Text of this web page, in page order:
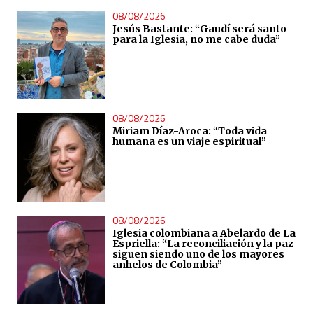
08/08/2026
Jesús Bastante: “Gaudí será santo
para la Iglesia, no me cabe duda”
08/08/2026
Miriam Díaz-Aroca: “Toda vida
humana es un viaje espiritual”
08/08/2026
Iglesia colombiana a Abelardo de La
Espriella: “La reconciliación y la paz
siguen siendo uno de los mayores
anhelos de Colombia”